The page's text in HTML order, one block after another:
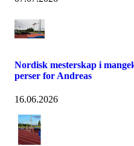
Nordisk mesterskap i
perser for Andreas
16.06.2026